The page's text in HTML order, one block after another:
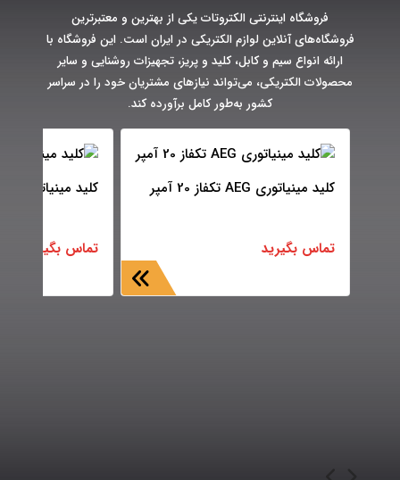
فروشگاه اینترنتی الکتروتات یکی از بهترین و معتبرترین
فروشگاه‌های آنلاین لوازم الکتریکی در ایران است. این فروشگاه با
ارائه انواع سیم و کابل، کلید و پریز، تجهیزات روشنایی و سایر
محصولات الکتریکی، می‌تواند نیازهای مشتریان خود را در سراسر
کشور به‌طور کامل برآورده کند.
کلید مینیاتوری AEG تکفاز 20 آمپر
تماس بگیرید
کلید مینیاتوری AEG تکفاز 50 آمپر
تماس بگیرید